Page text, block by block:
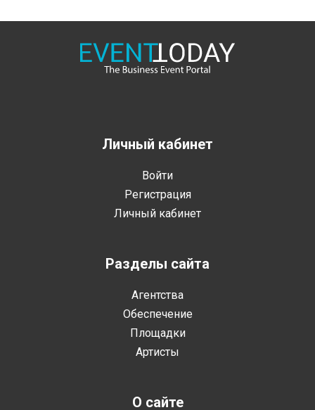
Личный кабинет
Войти
Регистрация
Личный кабинет
Разделы сайта
Агентства
Обеспечение
Площадки
Артисты
О сайте